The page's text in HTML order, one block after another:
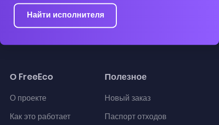
Найти исполнителя
О FreeEco
О проекте
Как это работает
Полезное
Новый заказ
Паспорт отходов